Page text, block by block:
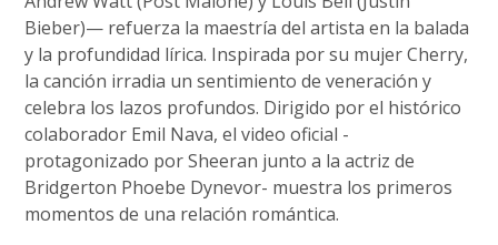
Bieber)— refuerza la maestría del artista en la balada
y la profundidad lírica. Inspirada por su mujer Cherry,
la canción irradia un sentimiento de veneración y
celebra los lazos profundos. Dirigido por el histórico
colaborador Emil Nava, el video oficial -
protagonizado por Sheeran junto a la actriz de
Bridgerton Phoebe Dynevor- muestra los primeros
momentos de una relación romántica.